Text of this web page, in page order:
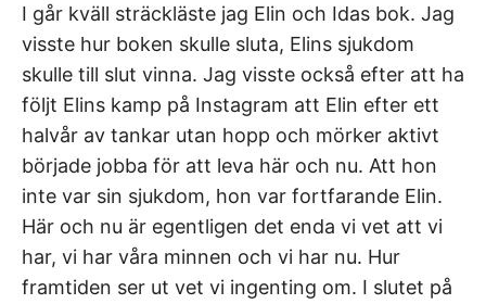
I går kväll sträckläste jag Elin och Idas bok. Jag
visste hur boken skulle sluta, Elins sjukdom
skulle till slut vinna. Jag visste också efter att ha
följt Elins kamp på Instagram att Elin efter ett
halvår av tankar utan hopp och mörker aktivt
började jobba för att leva här och nu. Att hon
inte var sin sjukdom, hon var fortfarande Elin.
Här och nu är egentligen det enda vi vet att vi
har, vi har våra minnen och vi har nu. Hur
framtiden ser ut vet vi ingenting om. I slutet på